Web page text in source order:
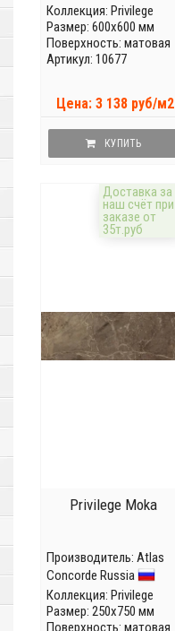
Коллекция: Privilege
Размер: 600x600 мм
Поверхность: матовая
Артикул: 10677
Цена: 3 138 руб/м2
КУПИТЬ
Доставка за
наш счёт при
заказе от
35т.руб
Privilege Moka
Производитель: Atlas
Concorde Russia
Коллекция: Privilege
Размер: 250x750 мм
Поверхность: матовая